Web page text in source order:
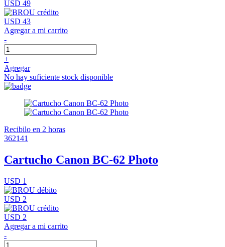
USD 49
USD 43
Agregar a mi carrito
-
+
Agregar
No hay suficiente stock disponible
Recibilo en 2 horas
362141
Cartucho Canon BC-62 Photo
USD 1
USD 2
USD 2
Agregar a mi carrito
-